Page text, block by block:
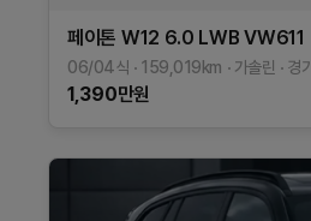
페이톤 W12 6.0 LWB VW611
06/04식 159,019km 가솔린 경기
1,390만원